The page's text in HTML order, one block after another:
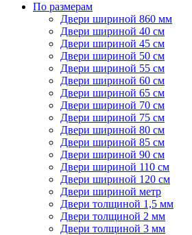
По размерам
Двери шириной 860 мм
Двери шириной 40 см
Двери шириной 45 см
Двери шириной 50 см
Двери шириной 55 см
Двери шириной 60 см
Двери шириной 65 см
Двери шириной 70 см
Двери шириной 75 см
Двери шириной 80 см
Двери шириной 85 см
Двери шириной 90 см
Двери шириной 110 см
Двери шириной 120 см
Двери шириной метр
Двери толщиной 1,5 мм
Двери толщиной 2 мм
Двери толщиной 3 мм